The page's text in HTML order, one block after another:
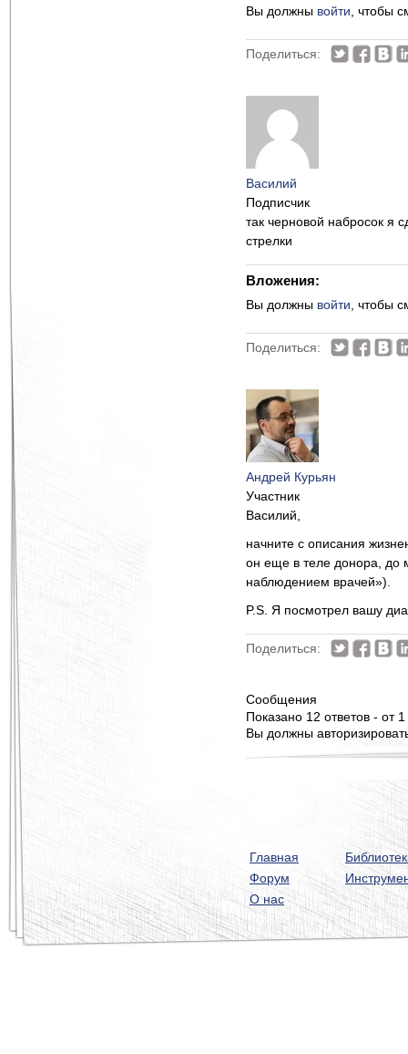
Вы должны войти , чтобы
Поделиться:
Василий
Подписчик
так черновой набросок я
стрелки
Вложения:
Вы должны войти , чтобы
Поделиться:
Андрей Курьян
Участник
Василий,
начните с описания
он еще в теле донора, до
наблюдением врачей»).
P.S. Я посмотрел вашу
Поделиться:
Сообщения
Показано 12 ответов - от
Вы должны
Главная
Форум
О нас